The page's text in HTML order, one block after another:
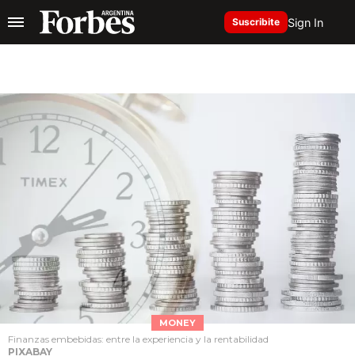
Suscribite Sign In
MONEY
Finanzas embebidas: entre la experiencia y la rentabilidad
PIXABAY